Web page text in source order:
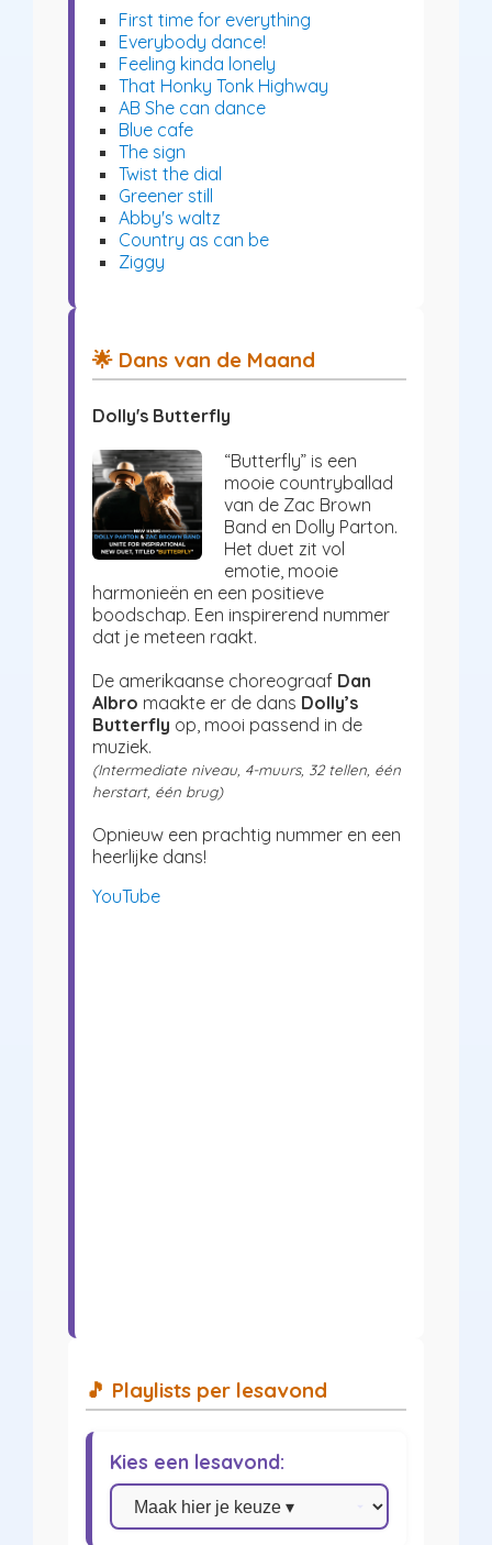
First time for everything
Everybody dance!
Feeling kinda lonely
That Honky Tonk Highway
AB She can dance
Blue cafe
The sign
Twist the dial
Greener still
Abby's waltz
Country as can be
Ziggy
🌟 Dans van de Maand
Dolly's Butterfly
“Butterfly” is een
mooie countryballad
van de Zac Brown
Band en Dolly Parton.
Het duet zit vol
emotie, mooie
harmonieën en een positieve
boodschap. Een inspirerend nummer
dat je meteen raakt.
De amerikaanse choreograaf Dan
Albro maakte er de dans Dolly’s
Butterfly op, mooi passend in de
muziek.
(Intermediate niveau, 4-muurs, 32 tellen, één
herstart, één brug)
Opnieuw een prachtig nummer en een
heerlijke dans!
YouTube
🎵 Playlists per lesavond
Kies een lesavond: